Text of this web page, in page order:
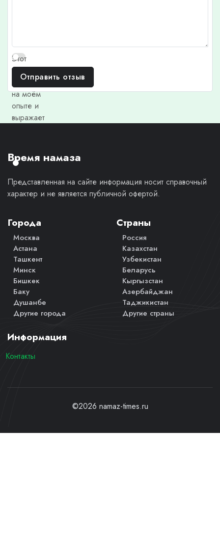
Этот
отзыв
основан
на моём
опыте и
выражает
мнение.
Отправить отзыв
Время намаза
Представленная на сайте информация носит справочный
характер и не является публичной офертой.
Города
Москва
Астана
Ташкент
Минск
Бишкек
Баку
Душанбе
Другие города
Страны
Россия
Казахстан
Узбекистан
Беларусь
Кыргызстан
Азербайджан
Таджикистан
Другие страны
Информация
Контакты
©2026 namaz-times.ru